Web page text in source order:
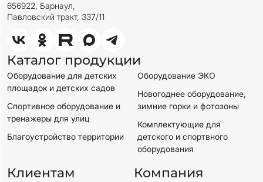
656922, Барнаул,
Павловский тракт, 337/11
Каталог продукции
Оборудование для детских
площадок и детских садов
Спортивное оборудование и
тренажеры для улиц
Благоустройство территории
Оборудование ЭКО
Новогоднее оборудование,
зимние горки и фотозоны
Комплектующие для
детского и спортвного
оборудования
Клиентам Компания